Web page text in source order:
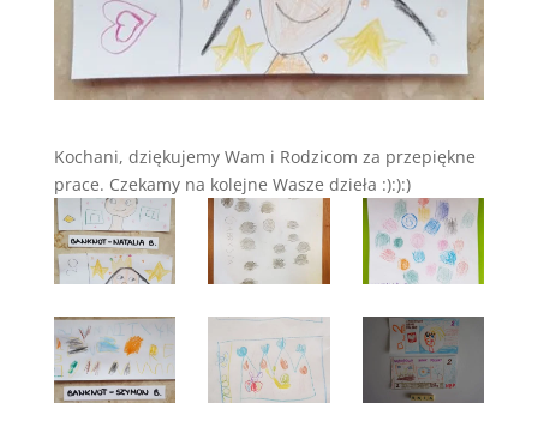
Kochani, dziękujemy Wam i Rodzicom za przepiękne
prace. Czekamy na kolejne Wasze dzieła :):):)